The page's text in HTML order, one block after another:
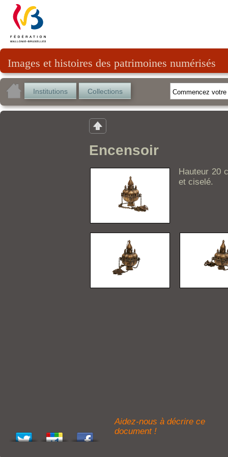
Images et histoires des patrimoines numérisés
Institutions Collections
Encensoir
Hauteur 20
et ciselé.
Aidez-nous à décrire ce
document !